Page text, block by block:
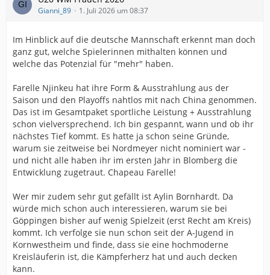
Gianni_89 1. Juli 2026 um 08:37
Im Hinblick auf die deutsche Mannschaft erkennt man doch
ganz gut, welche Spielerinnen mithalten können und
welche das Potenzial für "mehr" haben.
Farelle Njinkeu hat ihre Form & Ausstrahlung aus der
Saison und den Playoffs nahtlos mit nach China genommen.
Das ist im Gesamtpaket sportliche Leistung + Ausstrahlung
schon vielversprechend. Ich bin gespannt, wann und ob ihr
nächstes Tief kommt. Es hatte ja schon seine Gründe,
warum sie zeitweise bei Nordmeyer nicht nominiert war -
und nicht alle haben ihr im ersten Jahr in Blomberg die
Entwicklung zugetraut. Chapeau Farelle!
Wer mir zudem sehr gut gefällt ist Aylin Bornhardt. Da
würde mich schon auch interessieren, warum sie bei
Göppingen bisher auf wenig Spielzeit (erst Recht am Kreis)
kommt. Ich verfolge sie nun schon seit der A-Jugend in
Kornwestheim und finde, dass sie eine hochmoderne
Kreisläuferin ist, die Kämpferherz hat und auch decken
kann.